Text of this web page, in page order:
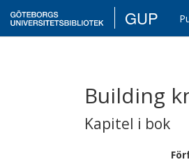
GUP
Building
Kapitel i bok